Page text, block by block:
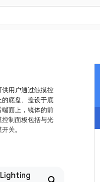
用户通过触摸控
底盘、盖设于底
面上，镜体的前
制面板包括与光
关。